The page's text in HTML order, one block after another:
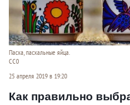
Пасха, пасхальные яйца.
СС0
25 апреля 2019 в 19:20
Как правильно